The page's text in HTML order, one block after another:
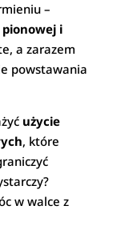
–
i
a zarazem
powstawania
użycie
, które
w walce z